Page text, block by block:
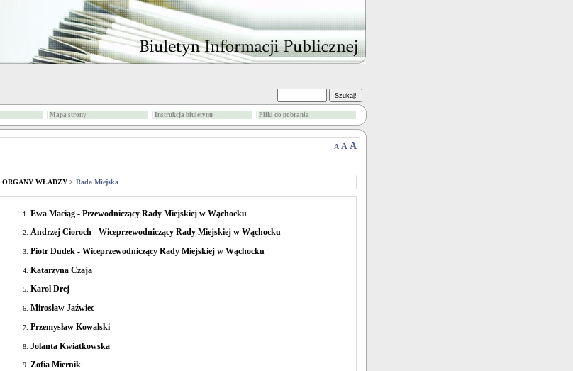
Mapa strony Instrukcja biuletynu Pliki do pobrania
A A A
ORGANY WŁADZY > Rada Miejska
Ewa Maciąg - Przewodniczący Rady Miejskiej w Wąchocku
Andrzej Cioroch - Wiceprzewodniczący Rady Miejskiej w Wąchocku
Piotr Dudek - Wiceprzewodniczący Rady Miejskiej w Wąchocku
Katarzyna Czaja
Karol Drej
Mirosław Jaźwiec
Przemysław Kowalski
Jolanta Kwiatkowska
Zofia Miernik